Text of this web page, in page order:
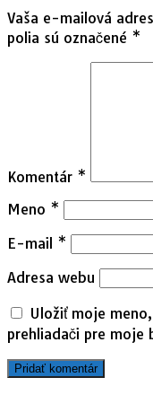
Vaša e-mailová
polia sú označené *
Komentár *
Meno *
E-mail *
Adresa webu
Uložiť moje
prehliadači pre moje